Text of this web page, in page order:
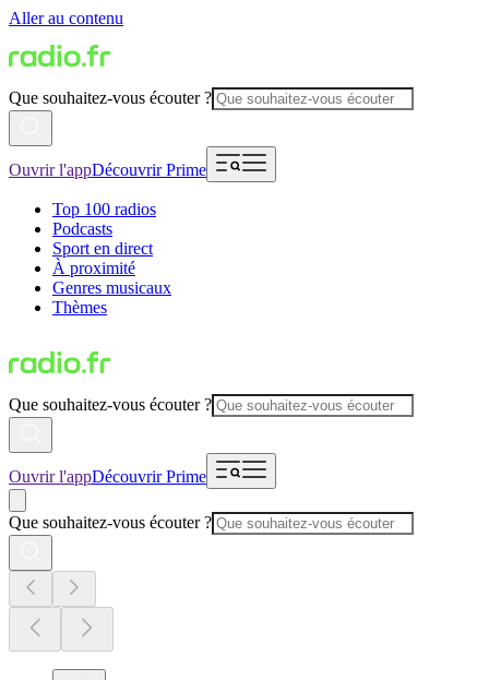
Aller au contenu
Que souhaitez-vous écouter ?
Ouvrir l'appDécouvrir Prime
Top 100 radios
Podcasts
Sport en direct
À proximité
Genres musicaux
Thèmes
Que souhaitez-vous écouter ?
Ouvrir l'appDécouvrir Prime
Que souhaitez-vous écouter ?